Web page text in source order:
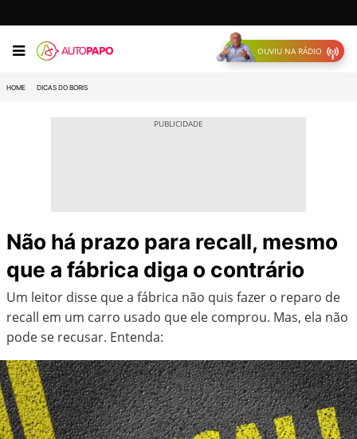
OUVIU NA RÁDIO
HOME DICAS DO BORIS
Não há prazo para recall, mesmo
que a fábrica diga o contrário
Um leitor disse que a fábrica não quis fazer o reparo de
recall em um carro usado que ele comprou. Mas, ela não
pode se recusar. Entenda: